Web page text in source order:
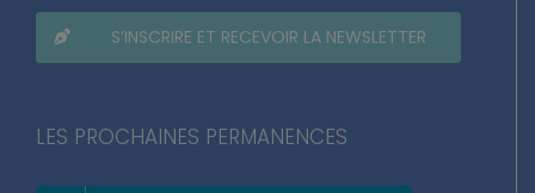
S’INSCRIRE ET RECEVOIR LA NEWSLETTER
LES PROCHAINES PERMANENCES